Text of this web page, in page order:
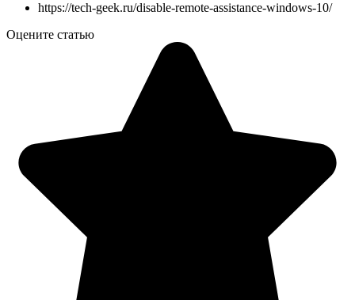
https://tech-geek.ru/disable-remote-assistance-windows-10/
Оцените статью